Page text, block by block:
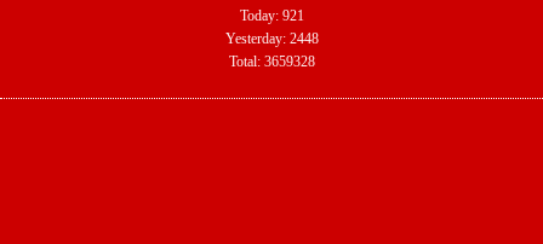
Today: 921
Yesterday: 2448
Total: 3659328